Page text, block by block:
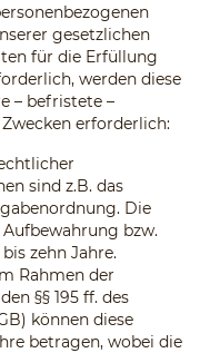
gesetzlichen
für die Erfüllung
werden diese
– befristete –
erforderlich:
sind z.B. das
Die
bzw.
zehn Jahre.
Rahmen der
§§ 195 ff. des
können diese
betragen, wobei die